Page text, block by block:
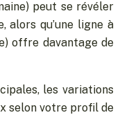
peut se révéler
alors qu’une ligne à
offre davantage de
les variations
selon votre profil de